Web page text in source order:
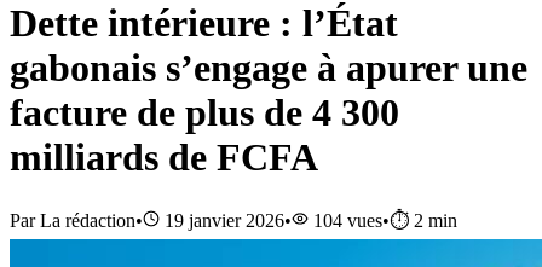
Dette intérieure : l’État
gabonais s’engage à apurer une
facture de plus de 4 300
milliards de FCFA
ParLa rédaction• 19 janvier 2026• 104 vues•⏱️ 2 min